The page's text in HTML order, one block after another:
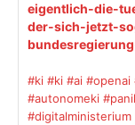
eigentlich-die-
der-sich-jetzt-
#ki #ki #ai #openai
#autonomeki
#digitalministerium